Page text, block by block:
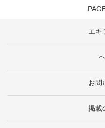
エキ
お問
掲載